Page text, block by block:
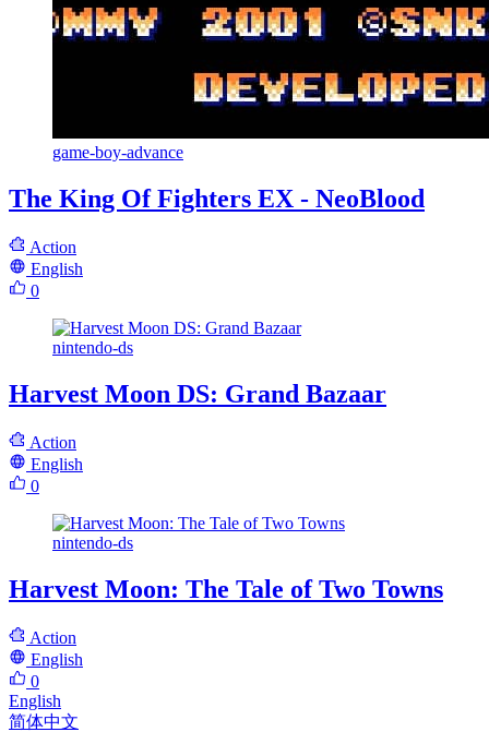
game-boy-advance
The King Of Fighters EX - NeoBlood
Action
English
0
nintendo-ds
Harvest Moon DS: Grand Bazaar
Action
English
0
nintendo-ds
Harvest Moon: The Tale of Two Towns
Action
English
0
English
简体中文